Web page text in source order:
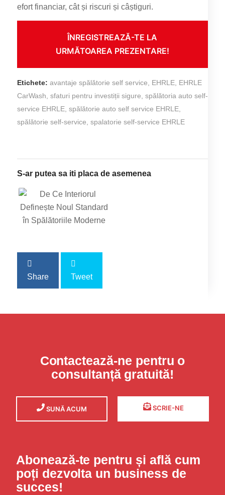
efort financiar, cât și riscuri și câștiguri.
ÎNREGISTREAZĂ-TE LA
URMĂTOAREA PREZENTARE!
Etichete: avantaje spălătorie self service EHRLE, EHRLE
CarWash sfaturi pentru investiții sigure spălătoria auto self-
service EHRLE, spălătorie auto self service EHRLE,
spălătorie self-service spalatorie self-service EHRLE
S-ar putea sa iti placa de asemenea
Share Tweet
Contactează-ne pentru o
consultanță gratuită!
SUNĂ ACUM SCRIE-NE
Abonează-te pentru și află cum
poți dezvolta un business de
succes!